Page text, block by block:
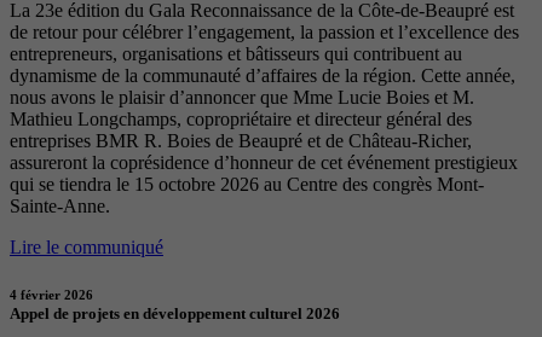
La 23e édition du Gala Reconnaissance de la Côte-de-Beaupré est
de retour pour célébrer l’engagement, la passion et l’excellence des
entrepreneurs, organisations et bâtisseurs qui contribuent au
dynamisme de la communauté d’affaires de la région. Cette année,
nous avons le plaisir d’annoncer que Mme Lucie Boies et M.
Mathieu Longchamps, copropriétaire et directeur général des
entreprises BMR R. Boies de Beaupré et de Château-Richer,
assureront la coprésidence d’honneur de cet événement prestigieux
qui se tiendra le 15 octobre 2026 au Centre des congrès Mont-
Sainte-Anne.
Lire le communiqué
4 février 2026
Appel de projets en développement culturel 2026